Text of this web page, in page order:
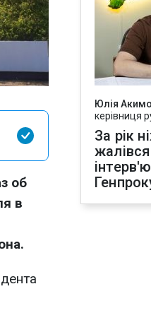
об
в
Юлія
керівниця
За рік